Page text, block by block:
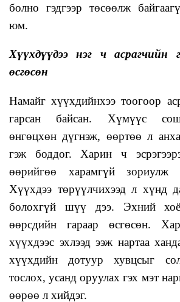
болно гэдгээр төсөөлж
юм.
Хүүхдүүдээ нэг ч асрагчийн
өсгөсөн
Намайг хүүхдийнхээ тоогоор
гарсан байсан. Хүмүүс
өнгөцхөн дүгнэж, өөртөө л
гэж боддог. Харин ч
өөрийгөө харамгүй
Хүүхдээ төрүүлчихээд л хүнд
болохгүй шүү дээ. Эхний
өөрсдийн гараар өсгөсөн.
хүүхдээс эхлээд ээж нартаа
хүүхдийн дотуур хувцсыг
тослох, усанд оруулах гэх мэт
өөрөө л хийдэг.